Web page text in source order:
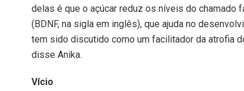
delas é que o açúcar reduz os níveis do chamado
(BDNF, na sigla em inglês), que ajuda no
tem sido discutido como um facilitador da atrofia
disse Anika.
Vício